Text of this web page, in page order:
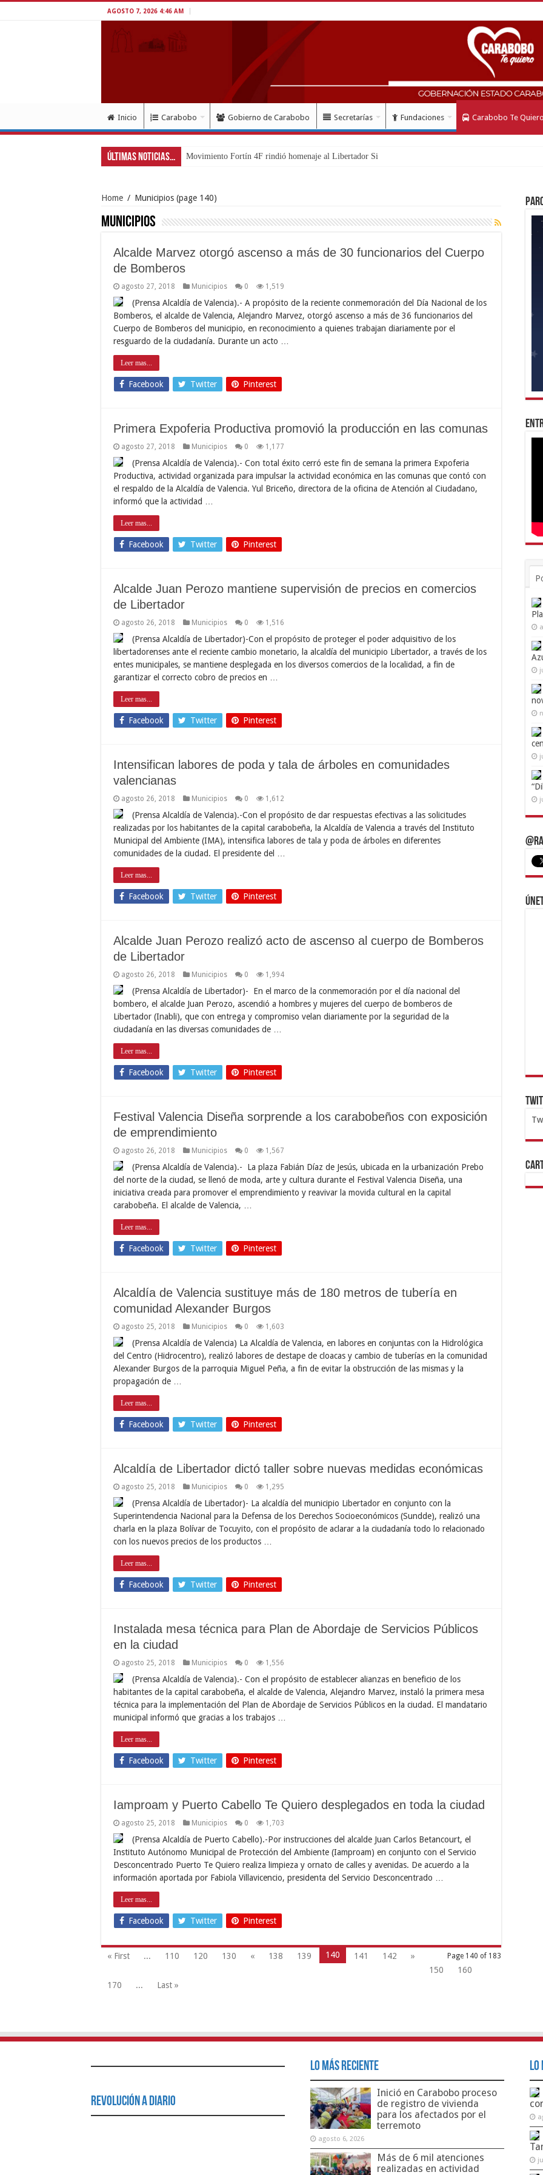
AGOSTO 7, 2026 4:46 AM
Inicio Carabobo Gobierno de Carabobo Secretarías Fundaciones Carabobo Te Quiero
Últimas Noticias... Movimiento Fortín 4F rindió homenaje al Libertador Simón Bolívar recordando
Home / Municipios (page 140)
Municipios
Alcalde Marvez otorgó ascenso a más de 30 funcionarios del Cuerpo
de Bomberos
agosto 27, 2018 Municipios 0 1,519
(Prensa Alcaldía de Valencia).- A propósito de la reciente conmemoración del Día Nacional de los
Bomberos, el alcalde de Valencia, Alejandro Marvez, otorgó ascenso a más de 36 funcionarios del
Cuerpo de Bomberos del municipio, en reconocimiento a quienes trabajan diariamente por el
resguardo de la ciudadanía. Durante un acto …
Leer mas...
Facebook Twitter Pinterest
Primera Expoferia Productiva promovió la producción en las comunas
agosto 27, 2018 Municipios 0 1,177
(Prensa Alcaldía de Valencia).- Con total éxito cerró este fin de semana la primera Expoferia
Productiva, actividad organizada para impulsar la actividad económica en las comunas que contó con
el respaldo de la Alcaldía de Valencia. Yul Briceño, directora de la oficina de Atención al Ciudadano,
informó que la actividad …
Leer mas...
Facebook Twitter Pinterest
Alcalde Juan Perozo mantiene supervisión de precios en comercios
de Libertador
agosto 26, 2018 Municipios 0 1,516
(Prensa Alcaldía de Libertador)-Con el propósito de proteger el poder adquisitivo de los
libertadorenses ante el reciente cambio monetario, la alcaldía del municipio Libertador, a través de los
entes municipales, se mantiene desplegada en los diversos comercios de la localidad, a fin de
garantizar el correcto cobro de precios en …
Leer mas...
Facebook Twitter Pinterest
Intensifican labores de poda y tala de árboles en comunidades
valencianas
agosto 26, 2018 Municipios 0 1,612
(Prensa Alcaldía de Valencia).-Con el propósito de dar respuestas efectivas a las solicitudes
realizadas por los habitantes de la capital carabobeña, la Alcaldía de Valencia a través del Instituto
Municipal del Ambiente (IMA), intensifica labores de tala y poda de árboles en diferentes
comunidades de la ciudad. El presidente del …
Leer mas...
Facebook Twitter Pinterest
Alcalde Juan Perozo realizó acto de ascenso al cuerpo de Bomberos
de Libertador
agosto 26, 2018 Municipios 0 1,994
(Prensa Alcaldía de Libertador)- En el marco de la conmemoración por el día nacional del
bombero, el alcalde Juan Perozo, ascendió a hombres y mujeres del cuerpo de bomberos de
Libertador (Inabli), que con entrega y compromiso velan diariamente por la seguridad de la
ciudadanía en las diversas comunidades de …
Leer mas...
Facebook Twitter Pinterest
Festival Valencia Diseña sorprende a los carabobeños con exposición
de emprendimiento
agosto 26, 2018 Municipios 0 1,567
(Prensa Alcaldía de Valencia).- La plaza Fabián Díaz de Jesús, ubicada en la urbanización Prebo
del norte de la ciudad, se llenó de moda, arte y cultura durante el Festival Valencia Diseña, una
iniciativa creada para promover el emprendimiento y reavivar la movida cultural en la capital
carabobeña. El alcalde de Valencia, …
Leer mas...
Facebook Twitter Pinterest
Alcaldía de Valencia sustituye más de 180 metros de tubería en
comunidad Alexander Burgos
agosto 25, 2018 Municipios 0 1,603
(Prensa Alcaldía de Valencia) La Alcaldía de Valencia, en labores en conjuntas con la Hidrológica
del Centro (Hidrocentro), realizó labores de destape de cloacas y cambio de tuberías en la comunidad
Alexander Burgos de la parroquia Miguel Peña, a fin de evitar la obstrucción de las mismas y la
propagación de …
Leer mas...
Facebook Twitter Pinterest
Alcaldía de Libertador dictó taller sobre nuevas medidas económicas
agosto 25, 2018 Municipios 0 1,295
(Prensa Alcaldía de Libertador)- La alcaldía del municipio Libertador en conjunto con la
Superintendencia Nacional para la Defensa de los Derechos Socioeconómicos (Sundde), realizó una
charla en la plaza Bolívar de Tocuyito, con el propósito de aclarar a la ciudadanía todo lo relacionado
con los nuevos precios de los productos …
Leer mas...
Facebook Twitter Pinterest
Instalada mesa técnica para Plan de Abordaje de Servicios Públicos
en la ciudad
agosto 25, 2018 Municipios 0 1,556
(Prensa Alcaldía de Valencia).- Con el propósito de establecer alianzas en beneficio de los
habitantes de la capital carabobeña, el alcalde de Valencia, Alejandro Marvez, instaló la primera mesa
técnica para la implementación del Plan de Abordaje de Servicios Públicos en la ciudad. El mandatario
municipal informó que gracias a los trabajos …
Leer mas...
Facebook Twitter Pinterest
Iamproam y Puerto Cabello Te Quiero desplegados en toda la ciudad
agosto 25, 2018 Municipios 0 1,703
(Prensa Alcaldía de Puerto Cabello).-Por instrucciones del alcalde Juan Carlos Betancourt, el
Instituto Autónomo Municipal de Protección del Ambiente (Iamproam) en conjunto con el Servicio
Desconcentrado Puerto Te Quiero realiza limpieza y ornato de calles y avenidas. De acuerdo a la
información aportada por Fabiola Villavicencio, presidenta del Servicio Desconcentrado …
Leer mas...
Facebook Twitter Pinterest
Page 140 of 183
« First ... 110 120 130 « 138 139 140 141 142
»
150
160
170
... Last »
Revolución a Diario
Lo Más Reciente
Inició en Carabobo proceso
de registro de vivienda
para los afectados por el
terremoto
agosto 6, 2026
Más de 6 mil atenciones
realizadas en actividad